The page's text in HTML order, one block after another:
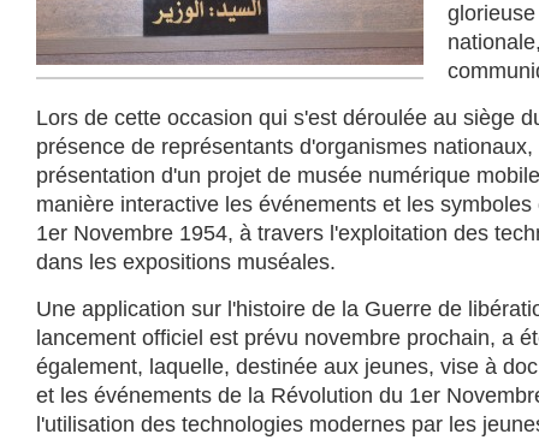
Lors de cette occasion qui s'est déroulée au siège
présence de représentants d'organismes
présentation d'un projet de musée numérique
manière interactive les événements et les
1er Novembre 1954, à travers l'exploitation des
dans les expositions muséales.
Une application sur l'histoire de la Guerre de
lancement officiel est prévu novembre prochain, a
également, laquelle, destinée aux jeunes, vise à
et les événements de la Révolution du 1er
l'utilisation des technologies modernes par les